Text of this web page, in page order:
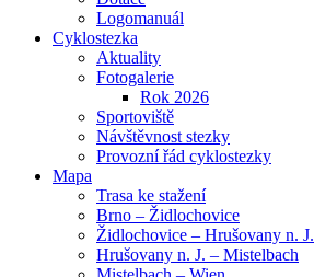
Logomanuál
Cyklostezka
Aktuality
Fotogalerie
Rok 2026
Sportoviště
Návštěvnost stezky
Provozní řád cyklostezky
Mapa
Trasa ke stažení
Brno – Židlochovice
Židlochovice – Hrušovany n. J.
Hrušovany n. J. – Mistelbach